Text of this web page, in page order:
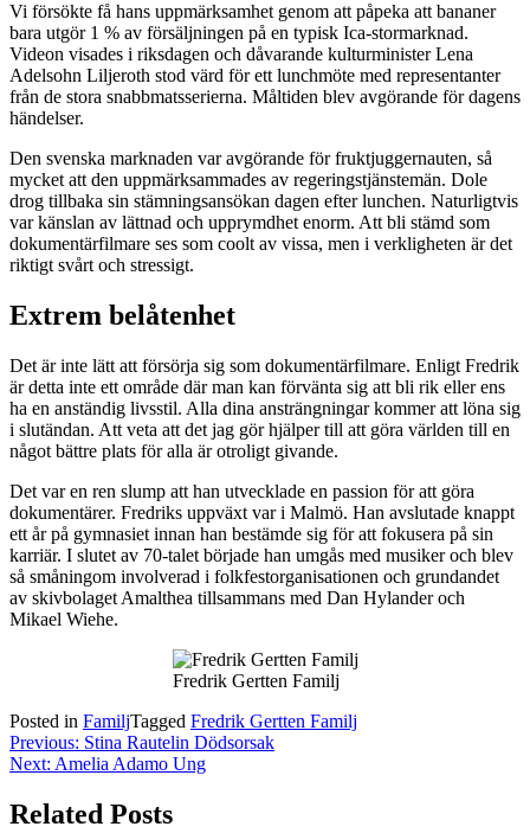
Vi försökte få hans uppmärksamhet genom att påpeka att bananer
bara utgör 1 % av försäljningen på en typisk Ica-stormarknad.
Videon visades i riksdagen och dåvarande kulturminister Lena
Adelsohn Liljeroth stod värd för ett lunchmöte med representanter
från de stora snabbmatsserierna. Måltiden blev avgörande för dagens
händelser.
Den svenska marknaden var avgörande för fruktjuggernauten, så
mycket att den uppmärksammades av regeringstjänstemän. Dole
drog tillbaka sin stämningsansökan dagen efter lunchen. Naturligtvis
var känslan av lättnad och upprymdhet enorm. Att bli stämd som
dokumentärfilmare ses som coolt av vissa, men i verkligheten är det
riktigt svårt och stressigt.
Extrem belåtenhet
Det är inte lätt att försörja sig som dokumentärfilmare. Enligt Fredrik
är detta inte ett område där man kan förvänta sig att bli rik eller ens
ha en anständig livsstil. Alla dina ansträngningar kommer att löna sig
i slutändan. Att veta att det jag gör hjälper till att göra världen till en
något bättre plats för alla är otroligt givande.
Det var en ren slump att han utvecklade en passion för att göra
dokumentärer. Fredriks uppväxt var i Malmö. Han avslutade knappt
ett år på gymnasiet innan han bestämde sig för att fokusera på sin
karriär. I slutet av 70-talet började han umgås med musiker och blev
så småningom involverad i folkfestorganisationen och grundandet
av skivbolaget Amalthea tillsammans med Dan Hylander och
Mikael Wiehe.
Fredrik Gertten Familj
Posted in FamiljTagged Fredrik Gertten Familj
Post
navigation
Previous: Stina Rautelin Dödsorsak
Next: Amelia Adamo Ung
Related Posts